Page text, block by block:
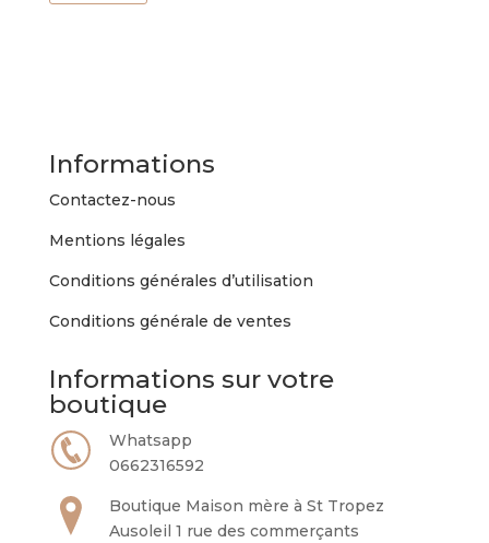
Informations
Contactez-nous
Mentions légales
Conditions générales d’utilisation
Conditions générale de ventes
Informations sur votre
boutique
Whatsapp
0662316592
Boutique Maison mère à St Tropez
Ausoleil 1 rue des commerçants